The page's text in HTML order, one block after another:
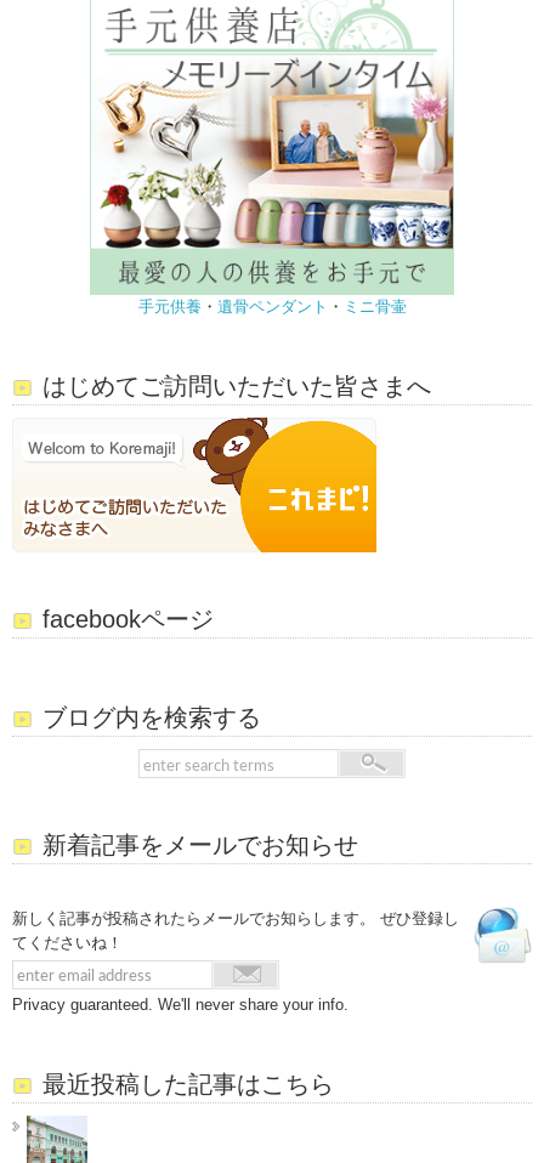
手元供養 ・ 遺骨ペンダント ・ ミニ骨壷
はじめてご訪問いただいた皆さまへ
facebookページ
ブログ内を検索する
新着記事をメールでお知らせ
新しく記事が投稿されたらメールでお知らします。 ぜひ登録し
てくださいね！
Privacy guaranteed. We'll never share your info.
最近投稿した記事はこちら